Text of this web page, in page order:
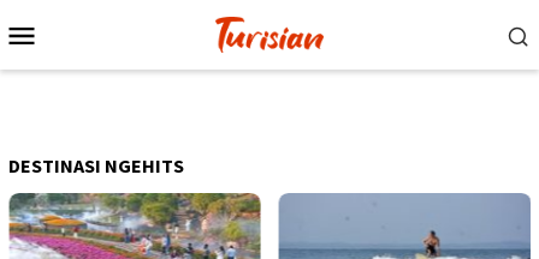
ke
Mobile
DESTINASI NGEHITS